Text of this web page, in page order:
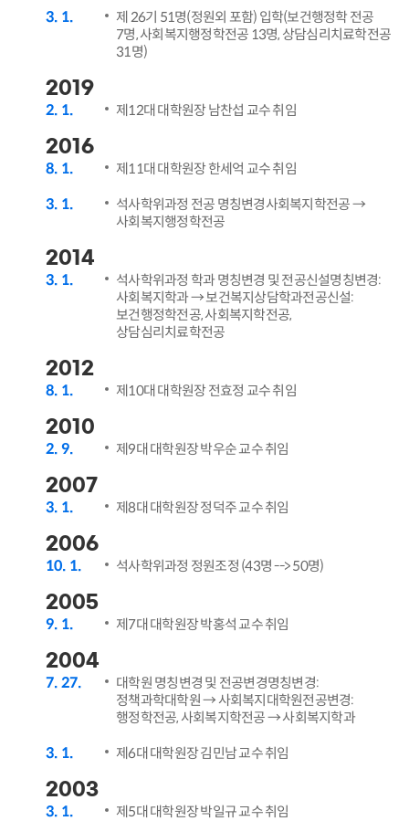
3 1
제 26기 51명(정원외 포함) 입학(보건행정학 전공
7명, 사회복지행정학전공 13명, 상담심리치료학전공
31명)
2019
2 1 제12대 대학원장 남찬섭 교수 취임
2016
8 1 제11대 대학원장 한세억 교수 취임
3 1
석사학위과정 전공 명칭변경사회복지학전공 →
사회복지행정학전공
2014
3 1
석사학위과정 학과 명칭변경 및 전공신설명칭변경:
사회복지학과 → 보건복지상담학과전공신설:
보건행정학전공, 사회복지학전공,
상담심리치료학전공
2012
8 1 제10대 대학원장 전효정 교수 취임
2010
2 9 제9대 대학원장 박우순 교수 취임
2007
3 1 제8대 대학원장 정덕주 교수 취임
2006
10 1 석사학위과정 정원조정 (43명 --> 50명)
2005
9 1 제7대 대학원장 박홍석 교수 취임
2004
7 27
대학원 명칭변경 및 전공변경명칭변경:
정책과학대학원 → 사회복지대학원전공변경:
행정학전공, 사회복지학전공 → 사회복지학과
3 1 제6대 대학원장 김민남 교수 취임
2003
3 1 제5대 대학원장 박일규 교수 취임